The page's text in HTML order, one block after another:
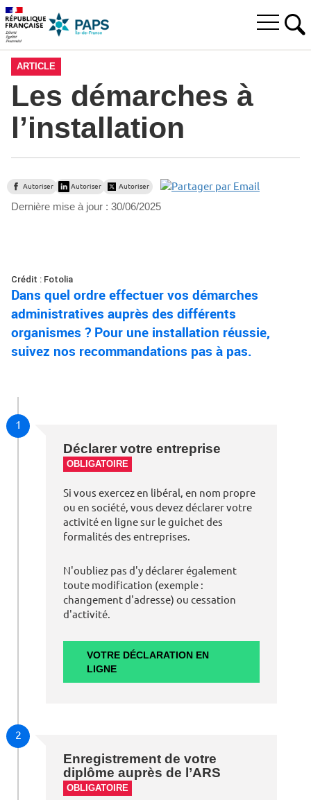
Aller
la
Aller
au
menu
Aller
au
contenu
Ouvrir
ARTICLE
Les démarches à
l’installation
Autoriser Autoriser Autoriser
Dernière mise à jour : 30/06/2025
Crédit : Fotolia
Dans quel ordre effectuer vos démarches
administratives auprès des différents
organismes ? Pour une installation réussie,
suivez nos recommandations pas à pas.
1
Déclarer votre entreprise
OBLIGATOIRE
Si vous exercez en libéral, en nom propre
ou en société, vous devez déclarer votre
activité en ligne sur le guichet des
formalités des entreprises.
N'oubliez pas d'y déclarer également
toute modification (exemple :
changement d'adresse) ou cessation
d'activité.
VOTRE DÉCLARATION EN
LIGNE
2
Enregistrement de votre
diplôme auprès de l’ARS
OBLIGATOIRE